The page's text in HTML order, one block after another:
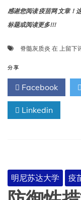
感谢您阅读 疫苗网 文章！
标题或阅读更多!!!
脊髓灰质炎 在 1934
杉
县
医
情
上留下
分享
Facebook
Linkedin
明尼苏达大学 疫